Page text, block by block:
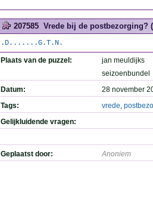
207585 Vrede bij de postbezorging?
.D.......G.T.N.
Plaats van de puzzel:
jan meuldijks
seizoenbundel
Datum:
28 november
Tags:
vrede,
Gelijkluidende vragen:
Geplaatst door: Anoniem